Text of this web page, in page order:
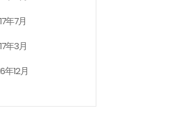
年7月
年3月
年12月